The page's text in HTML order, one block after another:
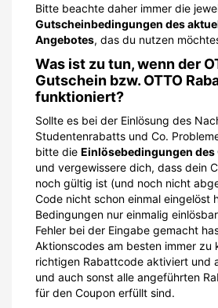
Bitte beachte daher immer die
Gutscheinbedingungen des
Angebotes, das du nutzen
Was ist zu tun, wenn der
Gutschein bzw. OTTO
funktioniert?
Sollte es bei der Einlösung des
Studentenrabatts und Co.
bitte die Einlösebedingungen des
und vergewissere dich, dass dein
noch gültig ist (und noch nicht
Code nicht schon einmal eingelöst
Bedingungen nur einmalig
Fehler bei der Eingabe gemacht
Aktionscodes am besten immer zu
richtigen Rabattcode aktiviert und
und auch sonst alle angeführten
für den Coupon erfüllt sind.